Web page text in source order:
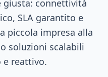
giusta: connettività
SLA garantito e
piccola impresa alla
soluzioni scalabili
e reattivo.